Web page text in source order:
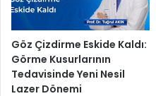
Göz Çizdirme Eskide Kaldı:
Görme Kusurlarının
Tedavisinde Yeni Nesil
Lazer Dönemi